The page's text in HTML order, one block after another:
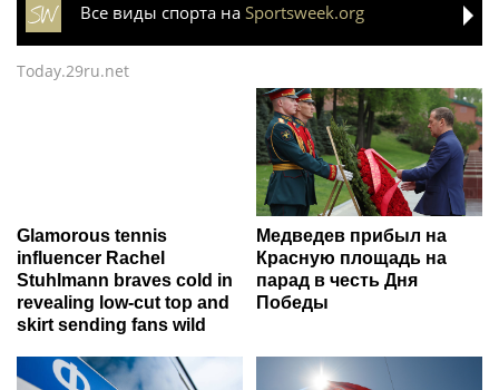
Все виды спорта на Sportsweek.org
Today.29ru.net
Glamorous tennis
influencer Rachel
Stuhlmann braves cold in
revealing low-cut top and
skirt sending fans wild
Медведев прибыл на
Красную площадь на
парад в честь Дня
Победы